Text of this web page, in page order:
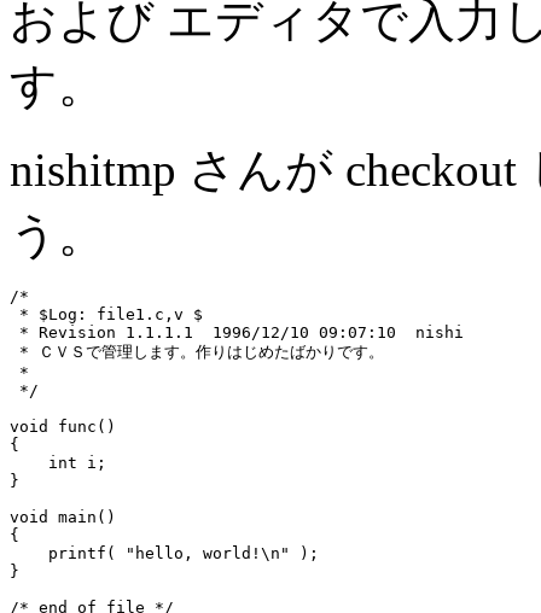
および エディタで入力
す。
nishitmp さんが
う。
/*
* $Log: file1.c,v $
* Revision 1.1.1.1  1996/12/10 09:07:10  nishi
* ＣＶＳで管理します。作りはじめたばかりです。
*
*/
void func()
{
    int i;
}
void main()
{
    printf( "hello, world!\n" );
}